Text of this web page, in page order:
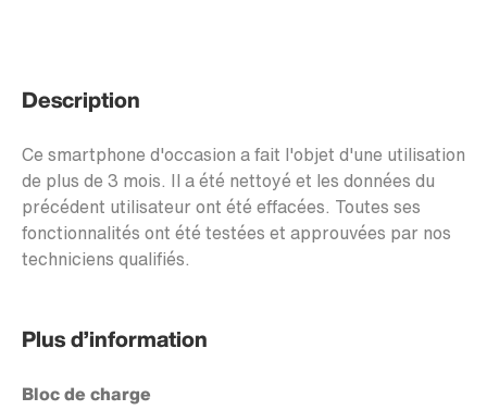
Description
Ce smartphone d'occasion a fait l'objet d'une utilisation
de plus de 3 mois. Il a été nettoyé et les données du
précédent utilisateur ont été effacées. Toutes ses
fonctionnalités ont été testées et approuvées par nos
techniciens qualifiés.
Plus d’information
Bloc de charge